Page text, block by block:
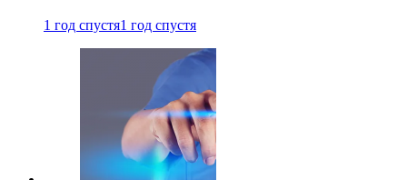
1 год спустя1 год спустя